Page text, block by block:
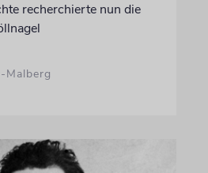
recherchierte nun die
Malberg